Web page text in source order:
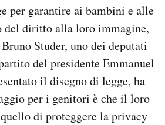
per garantire ai bambini e alle
del diritto alla loro immagine,
Studer, uno dei deputati
del presidente Emmanuel
il disegno di legge, ha
per i genitori è che il loro
di proteggere la privacy